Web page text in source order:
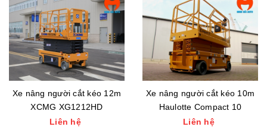
Xe nâng người cắt kéo 12m
XCMG XG1212HD
Liên hệ
Xe nâng người cắt kéo 10m
Haulotte Compact 10
Liên hệ